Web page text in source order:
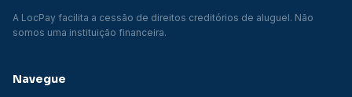
A LocPay facilita a cessão de direitos creditórios de aluguel. Não
somos uma instituição financeira.
Navegue